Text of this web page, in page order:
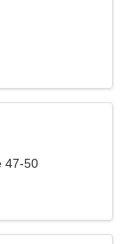
47-50